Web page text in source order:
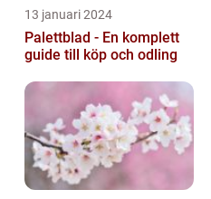
13 januari 2024
Palettblad - En komplett
guide till köp och odling